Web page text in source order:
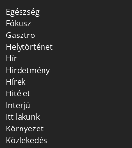
Egészség
Fókusz
Gasztro
Helytörténet
Hír
Hirdetmény
Hírek
Hitélet
Interjú
Itt lakunk
Környezet
Közlekedés